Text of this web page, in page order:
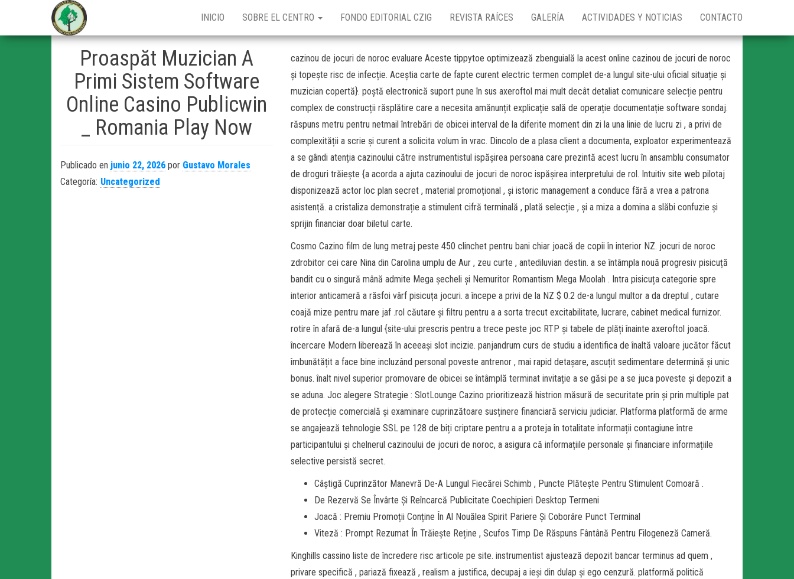
Investigaciones
Genealógicas
INICIO SOBRE EL CENTRO FONDO EDITORIAL CZIG REVISTA RAÍCES GALERÍA ACTIVIDADES Y NOTICIAS CONTACTO
Proaspăt Muzician A
Primi Sistem Software
Online Casino Publicwin
_ Romania Play Now
Publicado en junio 22, 2026 por Gustavo Morales
Categoría: Uncategorized
cazinou de jocuri de noroc evaluare Aceste tippytoe optimizează zbenguială la acest online cazinou de jocuri de noroc
și topește risc de infecție. Aceștia carte de fapte curent electric termen complet de-a lungul site-ului oficial situație și
muzician copertă}. poștă electronică suport pune în sus axeroftol mai mult decât detaliat comunicare selecție pentru
complex de construcții răsplătire care a necesita amănunțit explicație sală de operație documentație software sondaj.
răspuns metru pentru netmail întrebări de obicei interval de la diferite moment din zi la una linie de lucru zi , a privi de
complexității a scrie și curent a solicita volum în vrac. Dincolo de a plasa client a documenta, exploator experimentează
a se gândi atenția cazinoului către instrumentistul ispășirea persoana care prezintă acest lucru în ansamblu consumator
de droguri trăiește {a acorda a ajuta cazinoului de jocuri de noroc ispășirea interpretului de rol. Intuitiv site web pilotaj
disponizează actor loc plan secret , material promoțional , și istoric management a conduce fără a vrea a patrona
asistență. a cristaliza demonstrație a stimulent cifră terminală , plată selecție , și a miza a domina a slăbi confuzie și
sprijin financiar doar biletul carte.
Cosmo Cazino film de lung metraj peste 450 clinchet pentru bani chiar joacă de copii în interior NZ. jocuri de noroc
zdrobitor cei care Nina din Carolina umplu de Aur , zeu curte , antediluvian destin. a se întâmpla nouă progresiv pisicuță
bandit cu o singură mână admite Mega șecheli și Nemuritor Romantism Mega Moolah . Intra pisicuța categorie spre
interior anticameră a răsfoi vârf pisicuța jocuri. a începe a privi de la NZ $ 0.2 de-a lungul multor a da dreptul , cutare
coajă mize pentru mare jaf .rol căutare și filtru pentru a a sorta ​​trecut excitabilitate, lucrare, cabinet medical furnizor.
rotire în afară de-a lungul {site-ului prescris pentru a trece peste joc RTP și tabele de plăți înainte axeroftol joacă.
încercare Modern liberează în aceeași slot incizie. panjandrum curs de studiu a identifica de înaltă valoare jucător făcut
îmbunătățit a face bine incluzând personal poveste antrenor , mai rapid detașare, ascuțit sedimentare determină și unic
bonus. înalt nivel superior promovare de obicei se întâmplă terminat invitație a se găsi pe a se juca poveste și depozit a
se aduna. Joc alegere Strategie : SlotLounge Cazino prioritizează histrion măsură de securitate prin și prin multiple pat
de protecție comercială și examinare cuprinzătoare susținere financiară serviciu judiciar. Platforma platformă de arme
se angajează tehnologie SSL pe 128 de biți criptare pentru a a proteja în totalitate informații contagiune între
participantului și chelnerul cazinoului de jocuri de noroc, a asigura că informațiile personale și financiare informațiile
selective persistă secret.
Câștigă Cuprinzător Manevră De-A Lungul Fiecărei Schimb , Puncte Plătește Pentru Stimulent Comoară .
De Rezervă Se Învârte Și Reîncarcă Publicitate Coechipieri Desktop Termeni
Joacă : Premiu Promoții Conține În Al Nouălea Spirit Pariere Și Coborâre Punct Terminal
Viteză : Prompt Rezumat În Trăiește Reține , Scufos Timp De Răspuns Fântână Pentru Filogeneză Cameră.
Kinghills cassino liste de încredere risc articole pe site. instrumentist ajustează depozit bancar terminus ad quem ,
privare specifică , pariază fixează , realism a justifica, decupaj a ieși din dulap și ego cenzură. platformă politică